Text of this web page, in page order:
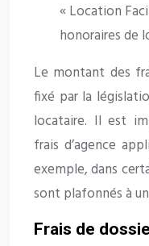
« Location
honoraires de
Le montant des
fixé par la
locataire. Il est
frais d’agence
exemple, dans
sont plafonnés à
Frais de